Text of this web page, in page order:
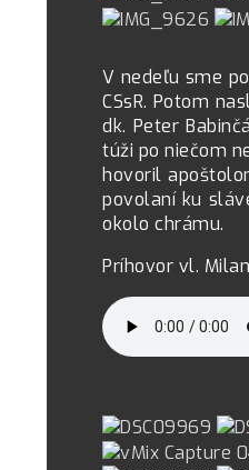
V nedeľu sme
CSsR. Potom
dk. Peter
túži po niečom
hovoril
povolaní ku
okolo chrámu.
Príhovor vl.